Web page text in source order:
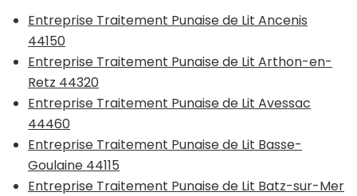
Entreprise Traitement Punaise de Lit Ancenis
44150
Entreprise Traitement Punaise de Lit Arthon-en-
Retz 44320
Entreprise Traitement Punaise de Lit Avessac
44460
Entreprise Traitement Punaise de Lit Basse-
Goulaine 44115
Entreprise Traitement Punaise de Lit Batz-sur-Mer